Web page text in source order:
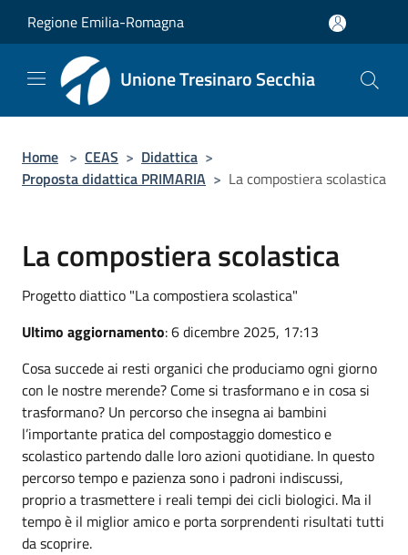
Regione Emilia-Romagna
Unione Tresinaro Secchia
Home > CEAS > Didattica >
Proposta didattica PRIMARIA > La compostiera scolastica
La compostiera scolastica
Progetto diattico "La compostiera scolastica"
Ultimo aggiornamento: 6 dicembre 2025, 17:13
Cosa succede ai resti organici che produciamo ogni giorno
con le nostre merende? Come si trasformano e in cosa si
trasformano? Un percorso che insegna ai bambini
l’importante pratica del compostaggio domestico e
scolastico partendo dalle loro azioni quotidiane. In questo
percorso tempo e pazienza sono i padroni indiscussi,
proprio a trasmettere i reali tempi dei cicli biologici. Ma il
tempo è il miglior amico e porta sorprendenti risultati tutti
da scoprire.